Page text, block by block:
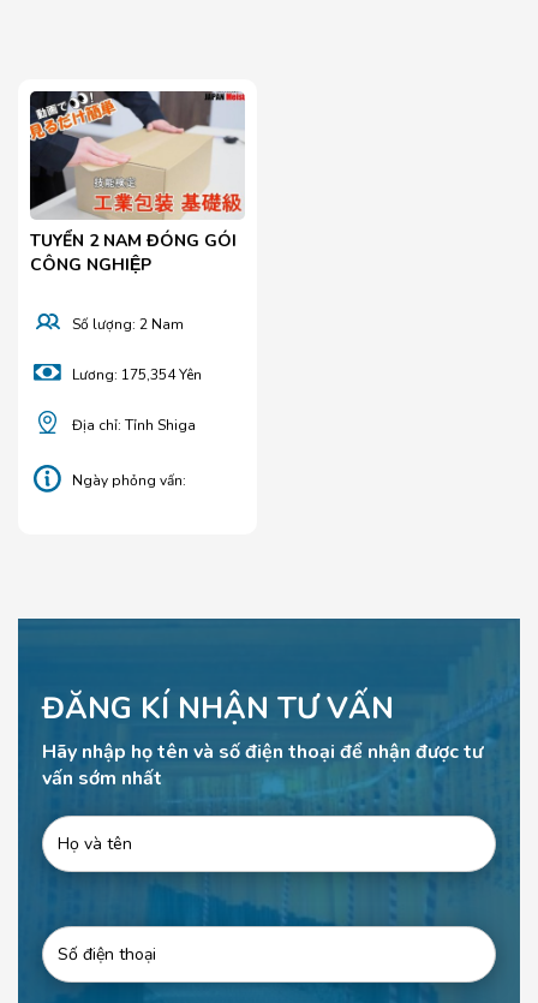
TUYỂN 2 NAM ĐÓNG GÓI
CÔNG NGHIỆP
Số lượng: 2 Nam
Lương: 175,354 Yên
Địa chỉ: Tỉnh Shiga
Ngày phỏng vấn:
ĐĂNG KÍ NHẬN TƯ VẤN
Hãy nhập họ tên và số điện thoại để nhận được tư
vấn sớm nhất